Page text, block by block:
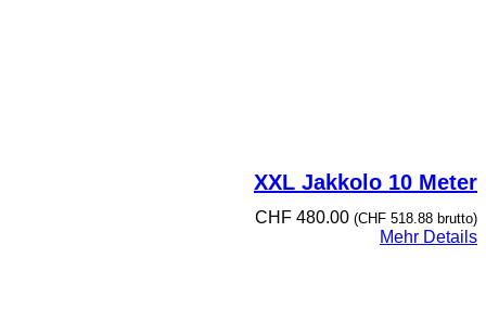
XXL Jakkolo 10 Meter
CHF480.00 (CHF518.88brutto)
Mehr Details